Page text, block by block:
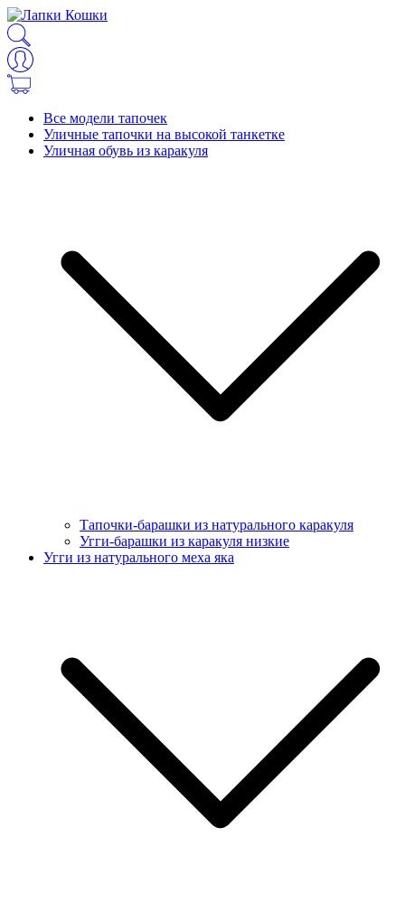
Все модели тапочек
Уличные тапочки на высокой танкетке
Уличная обувь из каракуля
Тапочки-барашки из натурального каракуля
Угги-барашки из каракуля низкие
Угги из натурального меха яка